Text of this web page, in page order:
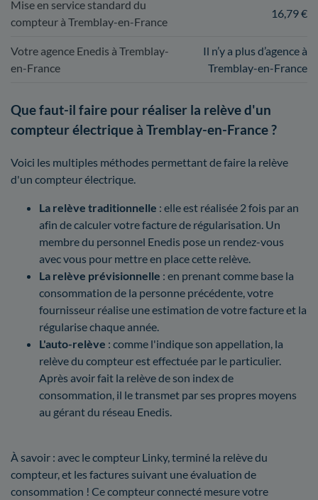
Mise en service standard du
compteur à Tremblay-en-France
16,79 €
Votre agence Enedis à Tremblay-
en-France
Il n’y a plus d’agence à
Tremblay-en-France
Que faut-il faire pour réaliser la relève d'un
compteur électrique à Tremblay-en-France ?
Voici les multiples méthodes permettant de faire la relève
d'un compteur électrique.
La relève traditionnelle : elle est réalisée 2 fois par an
afin de calculer votre facture de régularisation. Un
membre du personnel Enedis pose un rendez-vous
avec vous pour mettre en place cette relève.
La relève prévisionnelle : en prenant comme base la
consommation de la personne précédente, votre
fournisseur réalise une estimation de votre facture et la
régularise chaque année.
L'auto-relève : comme l'indique son appellation, la
relève du compteur est effectuée par le particulier.
Après avoir fait la relève de son index de
consommation, il le transmet par ses propres moyens
au gérant du réseau Enedis.
À savoir : avec le compteur Linky, terminé la relève du
compteur, et les factures suivant une évaluation de
consommation ! Ce compteur connecté mesure votre